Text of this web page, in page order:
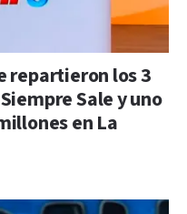
repartieron los 3
Sale y uno
en La